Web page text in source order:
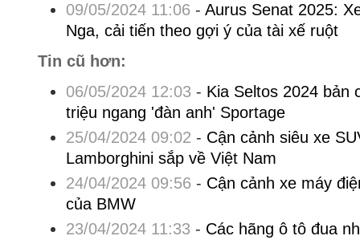
09/05/2024 11:06 - Aurus Senat 2025:
Nga, cải tiến theo gợi ý của tài xế ruột
Tin cũ hơn:
06/05/2024 12:03 - Kia Seltos 2024 bản
triệu ngang 'đàn anh' Sportage
25/04/2024 09:02 - Cận cảnh siêu xe
Lamborghini sắp về Việt Nam
24/04/2024 09:56 - Cận cảnh xe máy
của BMW
23/04/2024 11:33 - Các hãng ô tô đua